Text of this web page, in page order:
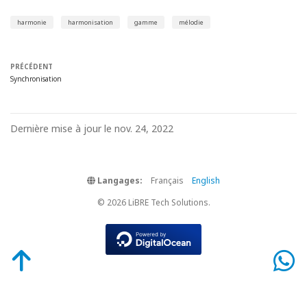
harmonie harmonisation gamme mélodie
PRÉCÉDENT
Synchronisation
Dernière mise à jour le nov. 24, 2022
Langages: Français
English
© 2026 LiBRE Tech Solutions.